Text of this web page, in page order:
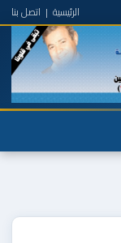
الرئيسية | اتصل بنا